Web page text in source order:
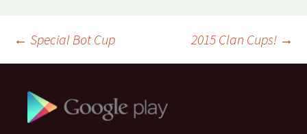
Beitragsnavigation
← Special Bot Cup 2015 Clan Cups! →